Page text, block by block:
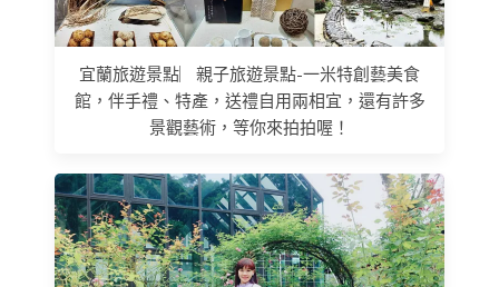
宜蘭旅遊景點︳親子旅遊景點-一米特創藝美食
館，伴手禮、特產，送禮自用兩相宜，還有許多
景觀藝術，等你來拍拍喔！